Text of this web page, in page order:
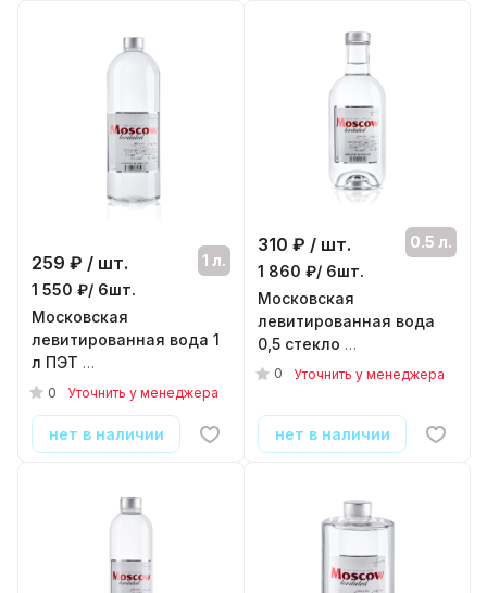
259 ₽ / шт.
1 л.
1 550 ₽/ 6шт.
Московская
левитированная вода 1
л ПЭТ
( 6шт./уп. )
0 Уточнить у менеджера
нет в наличии
310 ₽ / шт.
0.5 л.
1 860 ₽/ 6шт.
Московская
левитированная вода
0,5 стекло
( 6шт./уп. )
0 Уточнить у менеджера
нет в наличии